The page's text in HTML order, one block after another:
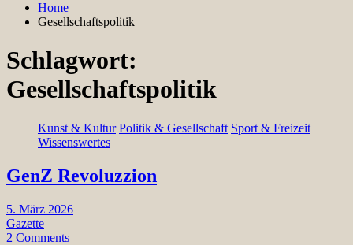
Home
Gesellschaftspolitik
Schlagwort:
Gesellschaftspolitik
Kunst & Kultur Politik & Gesellschaft Sport & Freizeit
Wissenswertes
GenZ Revoluzzion
5. März 2026
Gazette
2 Comments